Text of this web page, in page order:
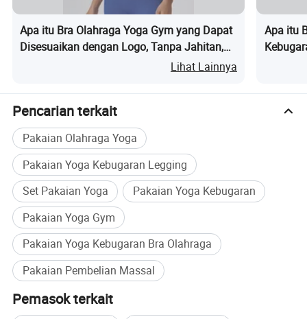
jenis olahraga, atau penggunaan sehari-hari.
Apa itu Bra Olahraga Yoga Gym yang Dapat
Disesuaikan dengan Logo, Tanpa Jahitan,
Bernapas, dan Cocok untuk BerlariLihat Lainnya
Apa itu
Pencarian terkait
Pakaian Olahraga Yoga
Pakaian Yoga Kebugaran Legging
Set Pakaian Yoga
Pakaian Yoga Kebugaran
Pakaian Yoga Gym
Pakaian Yoga Kebugaran Bra Olahraga
Pakaian Pembelian Massal
Pemasok terkait